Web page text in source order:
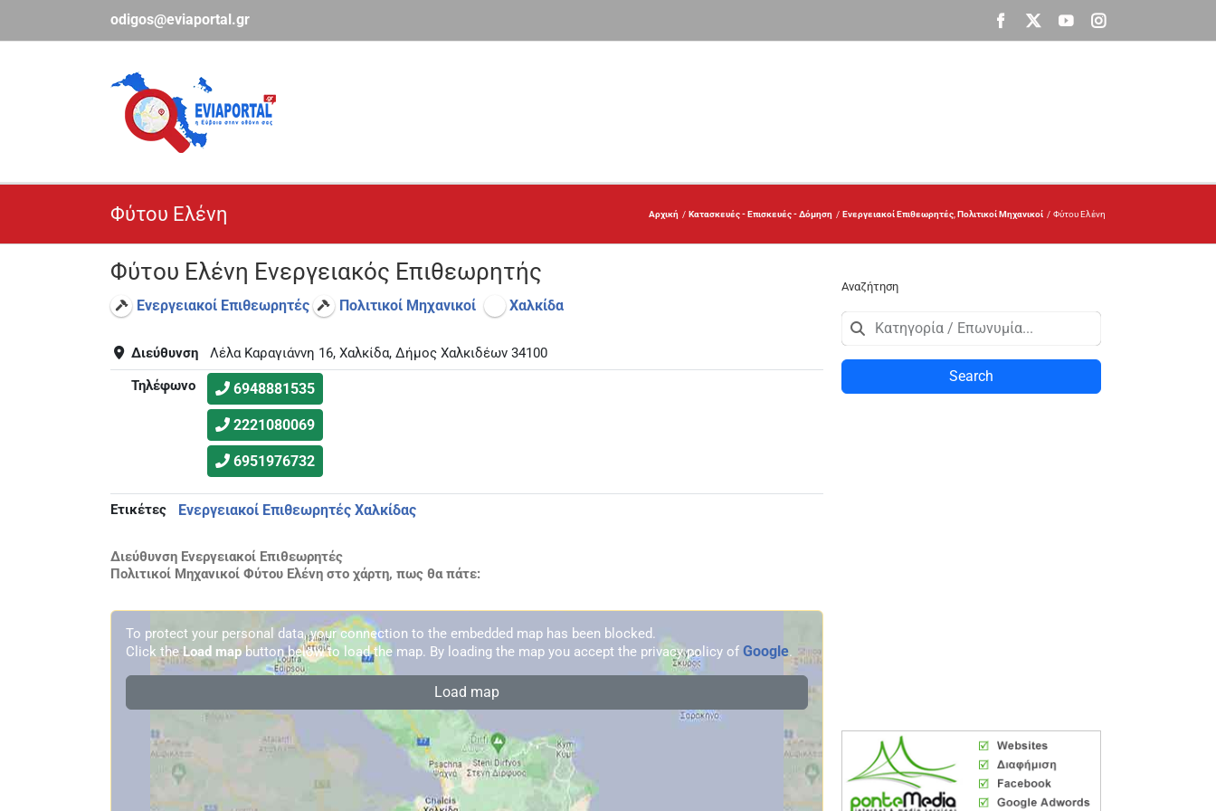
περιεχόμενο
odigos@eviaportal.gr Facebook
X YouTubeInstagram
Φύτου Ελένη Αρχική Κατασκευές - Επισκευές - Δόμηση Ενεργειακοί Επιθεωρητές Πολιτικοί Μηχανικοί Φύτου Ελένη
Φύτου Ελένη Ενεργειακός Επιθεωρητής
Ενεργειακοί Επιθεωρητές Πολιτικοί Μηχανικοί Χαλκίδα
Διεύθυνση
Λέλα Καραγιάννη 16, Χαλκίδα, Δήμος Χαλκιδέων 34100
Τηλέφωνο
6948881535
2221080069
6951976732
Ετικέτες Ενεργειακοί Επιθεωρητές Χαλκίδας
Διεύθυνση Ενεργειακοί Επιθεωρητές
Πολιτικοί Μηχανικοί Φύτου Ελένη στο χάρτη, πως θα πάτε:
To protect your personal data, your connection to the embedded map has been blocked.
Click the Load mapbutton below to load the map. By loading the map you accept the privacy policy of Google.
Load map
Αναζήτηση
Search